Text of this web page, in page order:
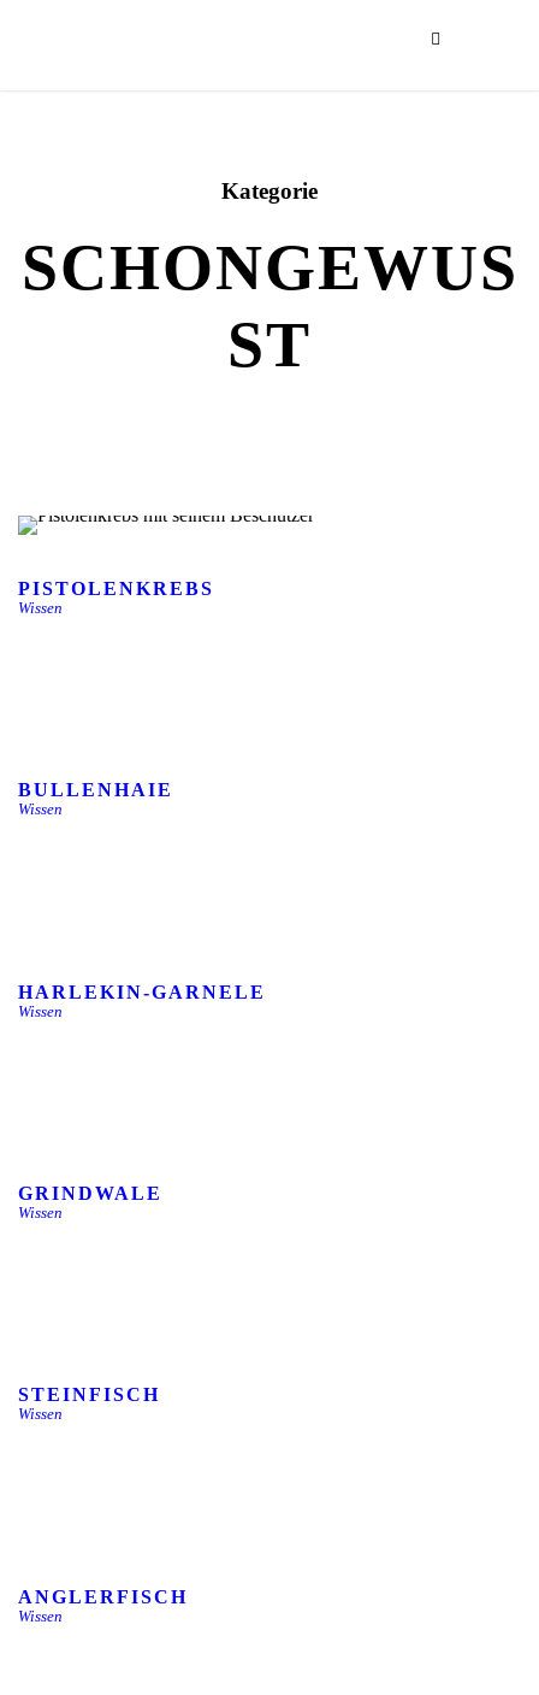
Kategorie
SCHONGEWUS
ST
PISTOLENKREBS
Wissen
BULLENHAIE
Wissen
HARLEKIN-GARNELE
Wissen
GRINDWALE
Wissen
STEINFISCH
Wissen
ANGLERFISCH
Wissen